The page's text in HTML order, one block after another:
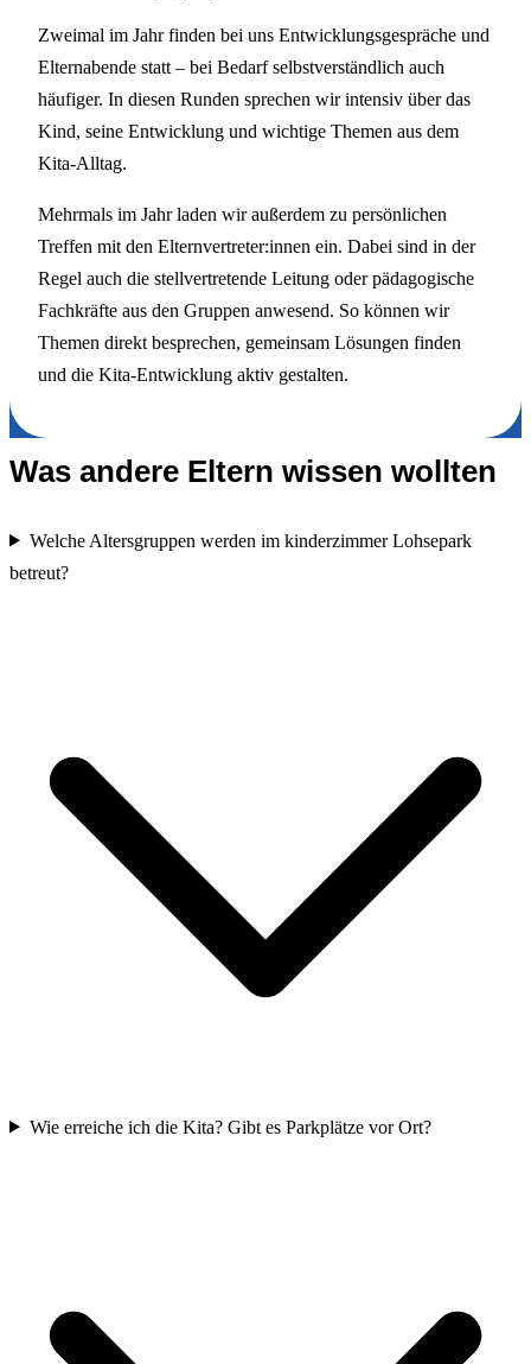
Zweimal im Jahr finden bei uns Entwicklungsgespräche und
Elternabende statt – bei Bedarf selbstverständlich auch
häufiger. In diesen Runden sprechen wir intensiv über das
Kind, seine Entwicklung und wichtige Themen aus dem
Kita-Alltag.
Mehrmals im Jahr laden wir außerdem zu persönlichen
Treffen mit den Elternvertreter:innen ein. Dabei sind in der
Regel auch die stellvertretende Leitung oder pädagogische
Fachkräfte aus den Gruppen anwesend. So können wir
Themen direkt besprechen, gemeinsam Lösungen finden
und die Kita-Entwicklung aktiv gestalten.
Was andere Eltern wissen wollten
Welche Altersgruppen werden im kinderzimmer Lohsepark
betreut?
Wie erreiche ich die Kita? Gibt es Parkplätze vor Ort?